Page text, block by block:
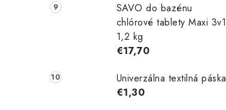
SAVO do bazénu
chlórové tablety Maxi 3v1
1,2 kg
€17,70
Univerzálna textilná páska
€1,30